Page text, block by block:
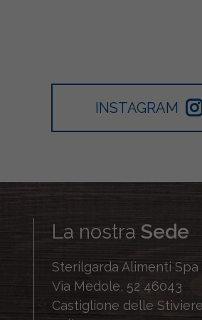
INSTAGRAM
La nostra Sede
Sterilgarda Alimenti Spa
Via Medole, 52 46043
Castiglione delle